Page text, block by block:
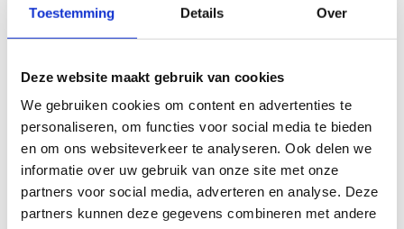
Toestemming Details Over
Deze website maakt gebruik van cookies
We gebruiken cookies om content en advertenties te
personaliseren, om functies voor social media te bieden
en om ons websiteverkeer te analyseren. Ook delen we
informatie over uw gebruik van onze site met onze
partners voor social media, adverteren en analyse. Deze
partners kunnen deze gegevens combineren met andere
Gymnastiekhal